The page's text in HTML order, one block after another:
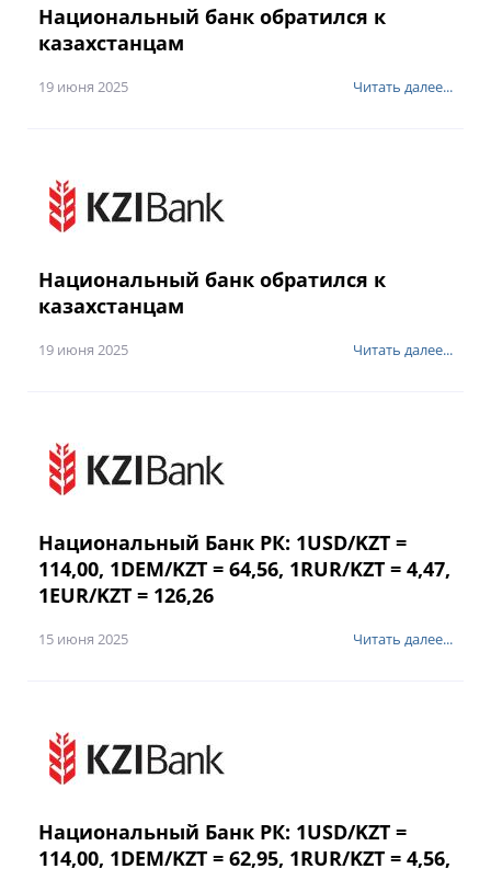
Национальный банк обратился к
казахстанцам
19 июня 2025 Читать далее...
Национальный банк обратился к
казахстанцам
19 июня 2025 Читать далее...
Национальный Банк РК: 1USD/KZT =
114,00, 1DEM/KZT = 64,56, 1RUR/KZT = 4,47,
1EUR/KZT = 126,26
15 июня 2025 Читать далее...
Национальный Банк РК: 1USD/KZT =
114,00, 1DEM/KZT = 62,95, 1RUR/KZT = 4,56,